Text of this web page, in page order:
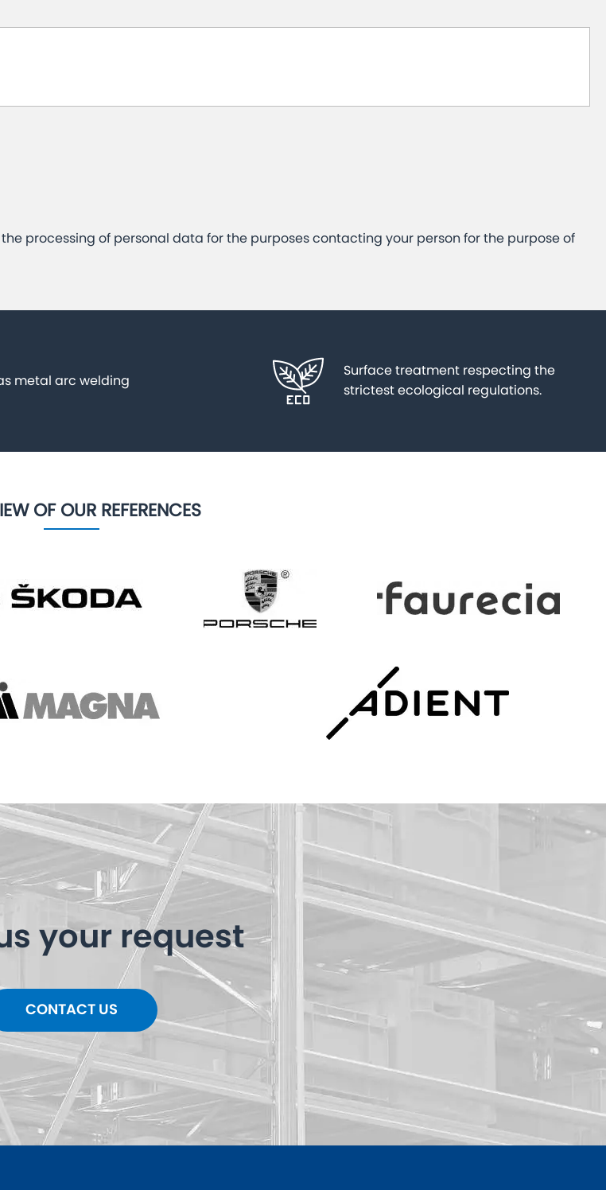
processing of personal data for the purposes contacting your person for the purpose of
metal arc welding
Surface treatment respecting the
strictest ecological regulations.
OF OUR REFERENCES
your request
CONTACT US